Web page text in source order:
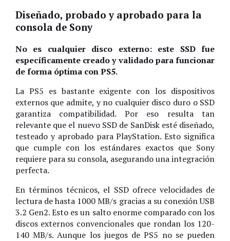
Diseñado, probado y aprobado para la
consola de Sony
No es cualquier disco externo: este SSD fue
específicamente creado y validado para funcionar
de forma óptima con PS5.
La PS5 es bastante exigente con los dispositivos
externos que admite, y no cualquier disco duro o SSD
garantiza compatibilidad. Por eso resulta tan
relevante que el nuevo SSD de SanDisk esté diseñado,
testeado y aprobado para PlayStation. Esto significa
que cumple con los estándares exactos que Sony
requiere para su consola, asegurando una integración
perfecta.
En términos técnicos, el SSD ofrece velocidades de
lectura de hasta 1000 MB/s gracias a su conexión USB
3.2 Gen2. Esto es un salto enorme comparado con los
discos externos convencionales que rondan los 120-
140 MB/s. Aunque los juegos de PS5 no se pueden